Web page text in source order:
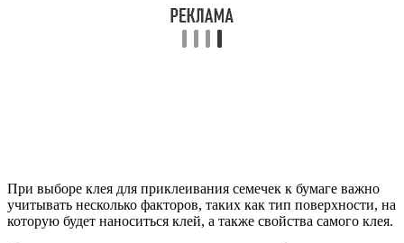
При выборе клея для приклеивания семечек к бумаге важно
учитывать несколько факторов, таких как тип поверхности, на
которую будет наноситься клей, а также свойства самого клея.